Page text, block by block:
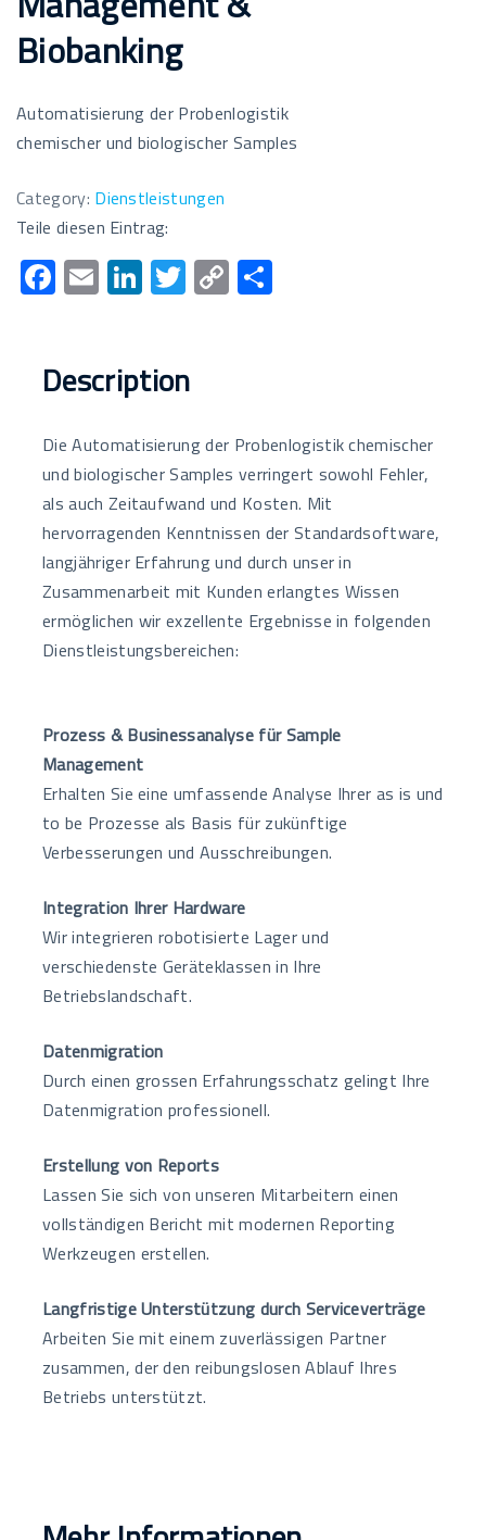
Biobanking
Automatisierung der Probenlogistik
chemischer und biologischer Samples
Category: Dienstleistungen
Teile diesen Eintrag:
F
ac
b
o
k
E
m
Li
n
e
n
T
wi
er
C
o
n
k
Description
Die Automatisierung der Probenlogistik chemischer
und biologischer Samples verringert sowohl Fehler,
als auch Zeitaufwand und Kosten. Mit
hervorragenden Kenntnissen der Standardsoftware,
langjähriger Erfahrung und durch unser in
Zusammenarbeit mit Kunden erlangtes Wissen
ermöglichen wir exzellente Ergebnisse in folgenden
Dienstleistungsbereichen:
Prozess & Businessanalyse für Sample
Management
Erhalten Sie eine umfassende Analyse Ihrer as is und
to be Prozesse als Basis für zukünftige
Verbesserungen und Ausschreibungen.
Integration Ihrer Hardware
Wir integrieren robotisierte Lager und
verschiedenste Geräteklassen in Ihre
Betriebslandschaft.
Datenmigration
Durch einen grossen Erfahrungsschatz gelingt Ihre
Datenmigration professionell.
Erstellung von Reports
Lassen Sie sich von unseren Mitarbeitern einen
vollständigen Bericht mit modernen Reporting
Werkzeugen erstellen.
Langfristige Unterstützung durch Serviceverträge
Arbeiten Sie mit einem zuverlässigen Partner
zusammen, der den reibungslosen Ablauf Ihres
Betriebs unterstützt.